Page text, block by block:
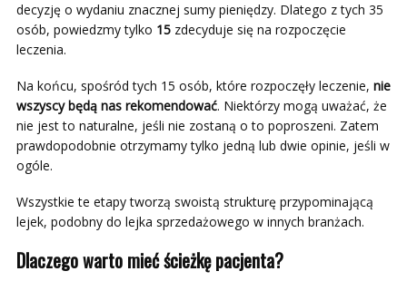
decyzję o wydaniu znacznej sumy pieniędzy. Dlatego z tych 35
osób, powiedzmy tylko 15 zdecyduje się na rozpoczęcie
leczenia.
Na końcu, spośród tych 15 osób, które rozpoczęły leczenie, nie
wszyscy będą nas rekomendować. Niektórzy mogą uważać, że
nie jest to naturalne, jeśli nie zostaną o to poproszeni. Zatem
prawdopodobnie otrzymamy tylko jedną lub dwie opinie, jeśli w
ogóle.
Wszystkie te etapy tworzą swoistą strukturę przypominającą
lejek, podobny do lejka sprzedażowego w innych branżach.
Dlaczego warto mieć ścieżkę pacjenta?